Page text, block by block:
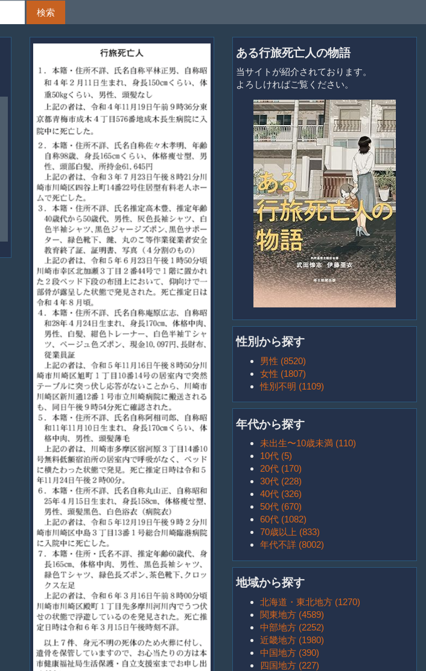
ある行旅死亡人の物語
当サイトが紹介されております。
よろしければご覧ください。
性別から探す
男性 (8520)
女性 (1807)
性別不明 (1109)
年代から探す
未出生〜10歳未満 (110)
10代 (5)
20代 (170)
30代 (228)
40代 (326)
50代 (670)
60代 (1082)
70歳以上 (833)
年代不詳 (8002)
地域から探す
北海道・東北地方 (1270)
関東地方 (4589)
中部地方 (2252)
近畿地方 (1980)
中国地方 (390)
四国地方 (227)